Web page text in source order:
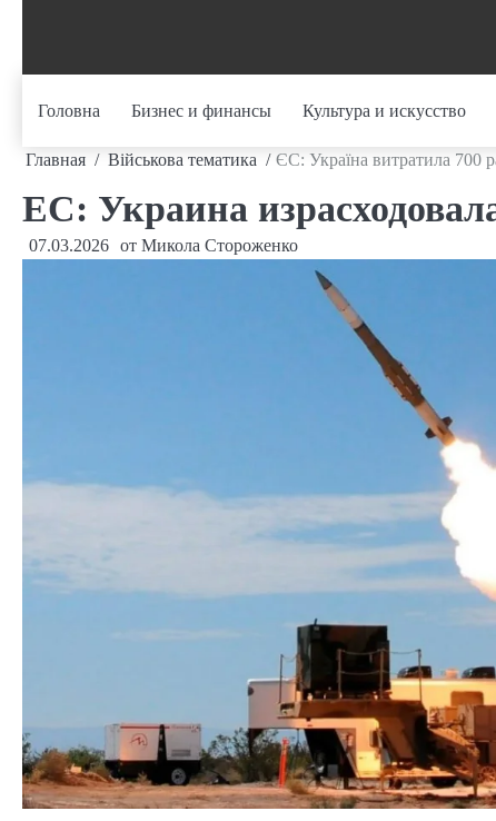
Головна Бизнес и финансы Культура и искусство
Главная Військова тематика ЄС: Україна витратила 700
ЕС: Украина
07.03.2026 от Микола Стороженко